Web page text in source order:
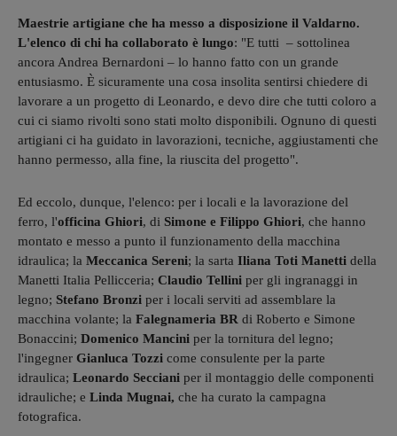
Maestrie artigiane che ha messo a disposizione il Valdarno.
L'elenco di chi ha collaborato è lungo: "E tutti – sottolinea
ancora Andrea Bernardoni – lo hanno fatto con un grande
entusiasmo. È sicuramente una cosa insolita sentirsi chiedere di
lavorare a un progetto di Leonardo, e devo dire che tutti coloro a
cui ci siamo rivolti sono stati molto disponibili. Ognuno di questi
artigiani ci ha guidato in lavorazioni, tecniche, aggiustamenti che
hanno permesso, alla fine, la riuscita del progetto".
Ed eccolo, dunque, l'elenco: per i locali e la lavorazione del
ferro, l'officina Ghiori, di Simone e Filippo Ghiori, che hanno
montato e messo a punto il funzionamento della macchina
idraulica; la Meccanica Sereni; la sarta Iliana Toti Manetti della
Manetti Italia Pellicceria; Claudio Tellini per gli ingranaggi in
legno; Stefano Bronzi per i locali serviti ad assemblare la
macchina volante; la Falegnameria BR di Roberto e Simone
Bonaccini; Domenico Mancini per la tornitura del legno;
l'ingegner Gianluca Tozzi come consulente per la parte
idraulica; Leonardo Secciani per il montaggio delle componenti
idrauliche; e Linda Mugnai, che ha curato la campagna
fotografica.